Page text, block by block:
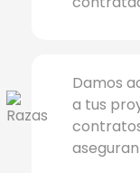
Damos
a tus